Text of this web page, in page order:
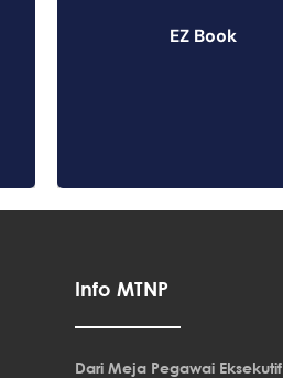
EZ Book
EZ Book
Info MTNP
Dari Meja Pegawai Eksekutif